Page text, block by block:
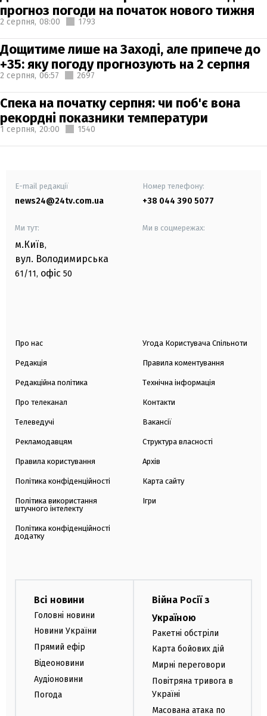
прогноз погоди на початок нового тижня
2 серпня, 08:00 1793
Дощитиме лише на Заході, але припече до
+35: яку погоду прогнозують на 2 серпня
2 серпня, 06:57 2697
Спека на початку серпня: чи поб'є вона
рекордні показники температури
1 серпня, 20:00 1540
E-mail редакції
news24@24tv.com.ua
Номер телефону:
+38 044 390 5077
Ми тут:
м.Київ,
вул. Володимирська
61/11, офіс 50
Ми в соцмережах:
Про нас
Редакція
Редакційна політика
Про телеканал
Телеведучі
Рекламодавцям
Правила користування
Політика конфіденційності
Політика використання
штучного інтелекту
Політика конфіденційності
додатку
Угода Користувача Спільноти
Правила коментування
Технічна інформація
Контакти
Вакансії
Структура власності
Архів
Карта сайту
Ігри
Всі новини
Головні новини
Новини України
Прямий ефір
Відеоновини
Аудіоновини
Погода
Війна Росії з
Україною
Ракетні обстріли
Карта бойових дій
Мирні переговори
Повітряна тривога в
Україні
Масована атака по